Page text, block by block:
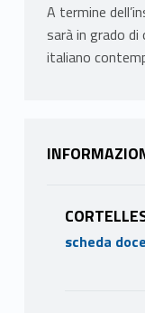
A termine
sarà in grado
italiano
scheda